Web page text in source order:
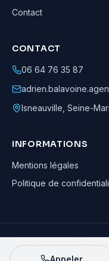
Contact
CONTACT
06 64 76 35 87
Isneauville Seine-
INFORMATIONS
Mentions légales
Politique de
Adrien Balavoine—
Appeler